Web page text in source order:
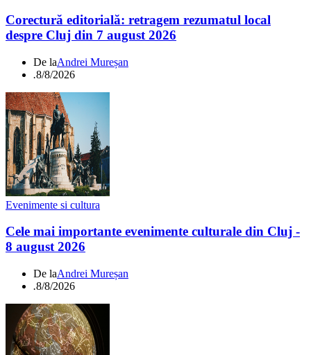
Corectură editorială: retragem rezumatul local
despre Cluj din 7 august 2026
De laAndrei Mureșan
.8/8/2026
Evenimente si cultura
Cele mai importante evenimente culturale din Cluj -
8 august 2026
De laAndrei Mureșan
.8/8/2026